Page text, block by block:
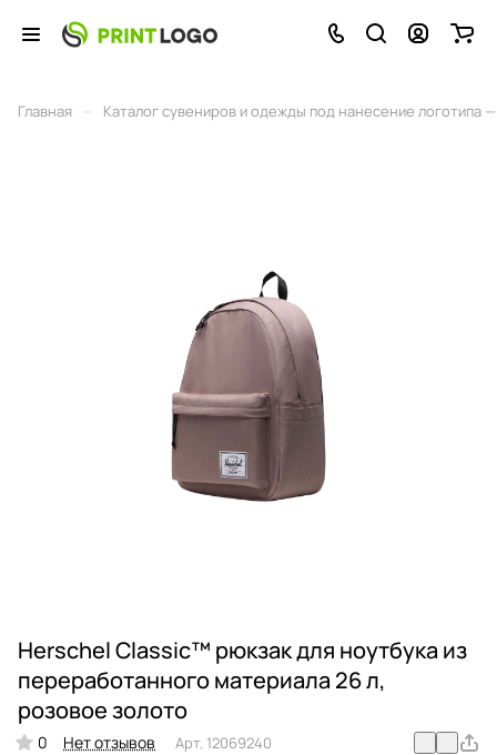
Главная Каталог сувениров и одежды под нанесение логотипа
Herschel Classic™ рюкзак для ноутбука из
переработанного материала 26 л,
розовое золото
0 Нет отзывов Арт. 12069240